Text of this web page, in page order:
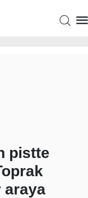
pistte
araya